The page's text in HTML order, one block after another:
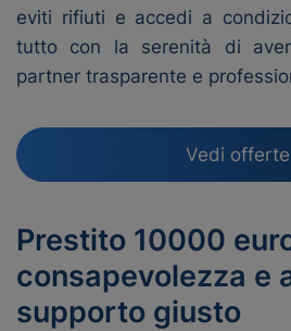
eviti rifiuti e accedi a
tutto con la serenità di
partner trasparente e
Vedi
Prestito 10000
consapevolezza e
supporto giusto